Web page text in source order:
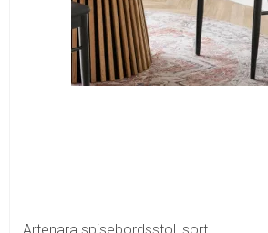
Artenara spisebordsstol, sort